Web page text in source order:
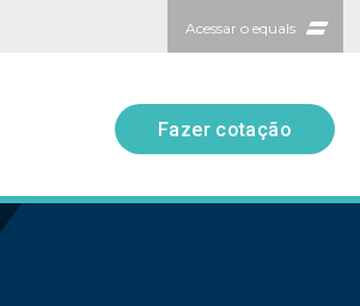
Acessar o equals
Fazer cotação
Fazer cotação